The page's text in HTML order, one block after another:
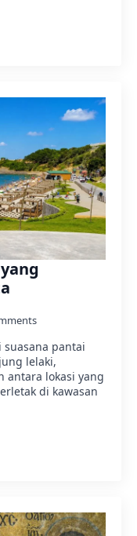
pantai
lelaki,
antara lokasi yang
di kawasan